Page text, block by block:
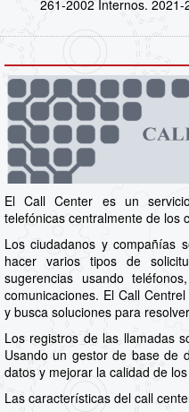
261-2002 Internos. 2021-
El Call Center es un
telefónicas centralmente de los
Los ciudadanos y compañías
hacer varios tipos de
sugerencias usando
comunicaciones. El Call
y busca soluciones para
Los registros de las llamadas
Usando un gestor de base de
datos y mejorar la calidad de
Las características del call